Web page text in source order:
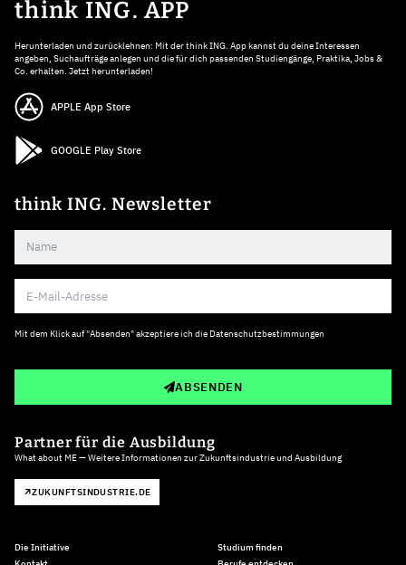
think ING. APP
Herunterladen und zurücklehnen: Mit der think ING. App kannst du deine Interessen
angeben, Suchaufträge anlegen und die für dich passenden Studiengänge, Praktika, Jobs &
Co. erhalten. Jetzt herunterladen!
APPLE App Store
GOOGLE Play Store
think ING. Newsletter
Mit dem Klick auf "Absenden" akzeptiere ich die Datenschutzbestimmungen
ABSENDEN
Partner für die Ausbildung
What about ME — Weitere Informationen zur Zukunftsindustrie und Ausbildung
ZUKUNFTSINDUSTRIE.DE
Die Initiative
Studium finden